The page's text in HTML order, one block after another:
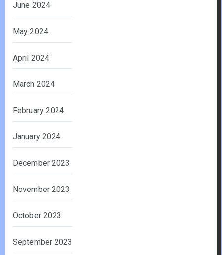
June 2024
May 2024
April 2024
March 2024
February 2024
January 2024
December 2023
November 2023
October 2023
September 2023